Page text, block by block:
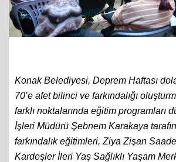
Konak Belediyesi, Deprem Haftası
70’e afet bilinci ve farkındalığı
farklı noktalarında eğitim programları
İşleri Müdürü Şebnem Karakaya
farkındalık eğitimleri, Ziya Zişan
Kardeşler İleri Yaş Sağlıklı Yaşam